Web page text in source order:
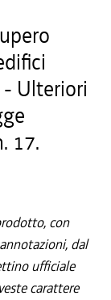
Ulteriori
17.
con
dal
ufficiale
carattere